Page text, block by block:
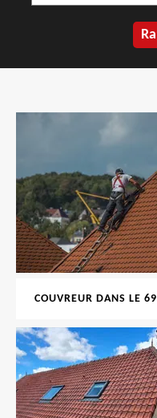
COUVREUR DANS LE 69